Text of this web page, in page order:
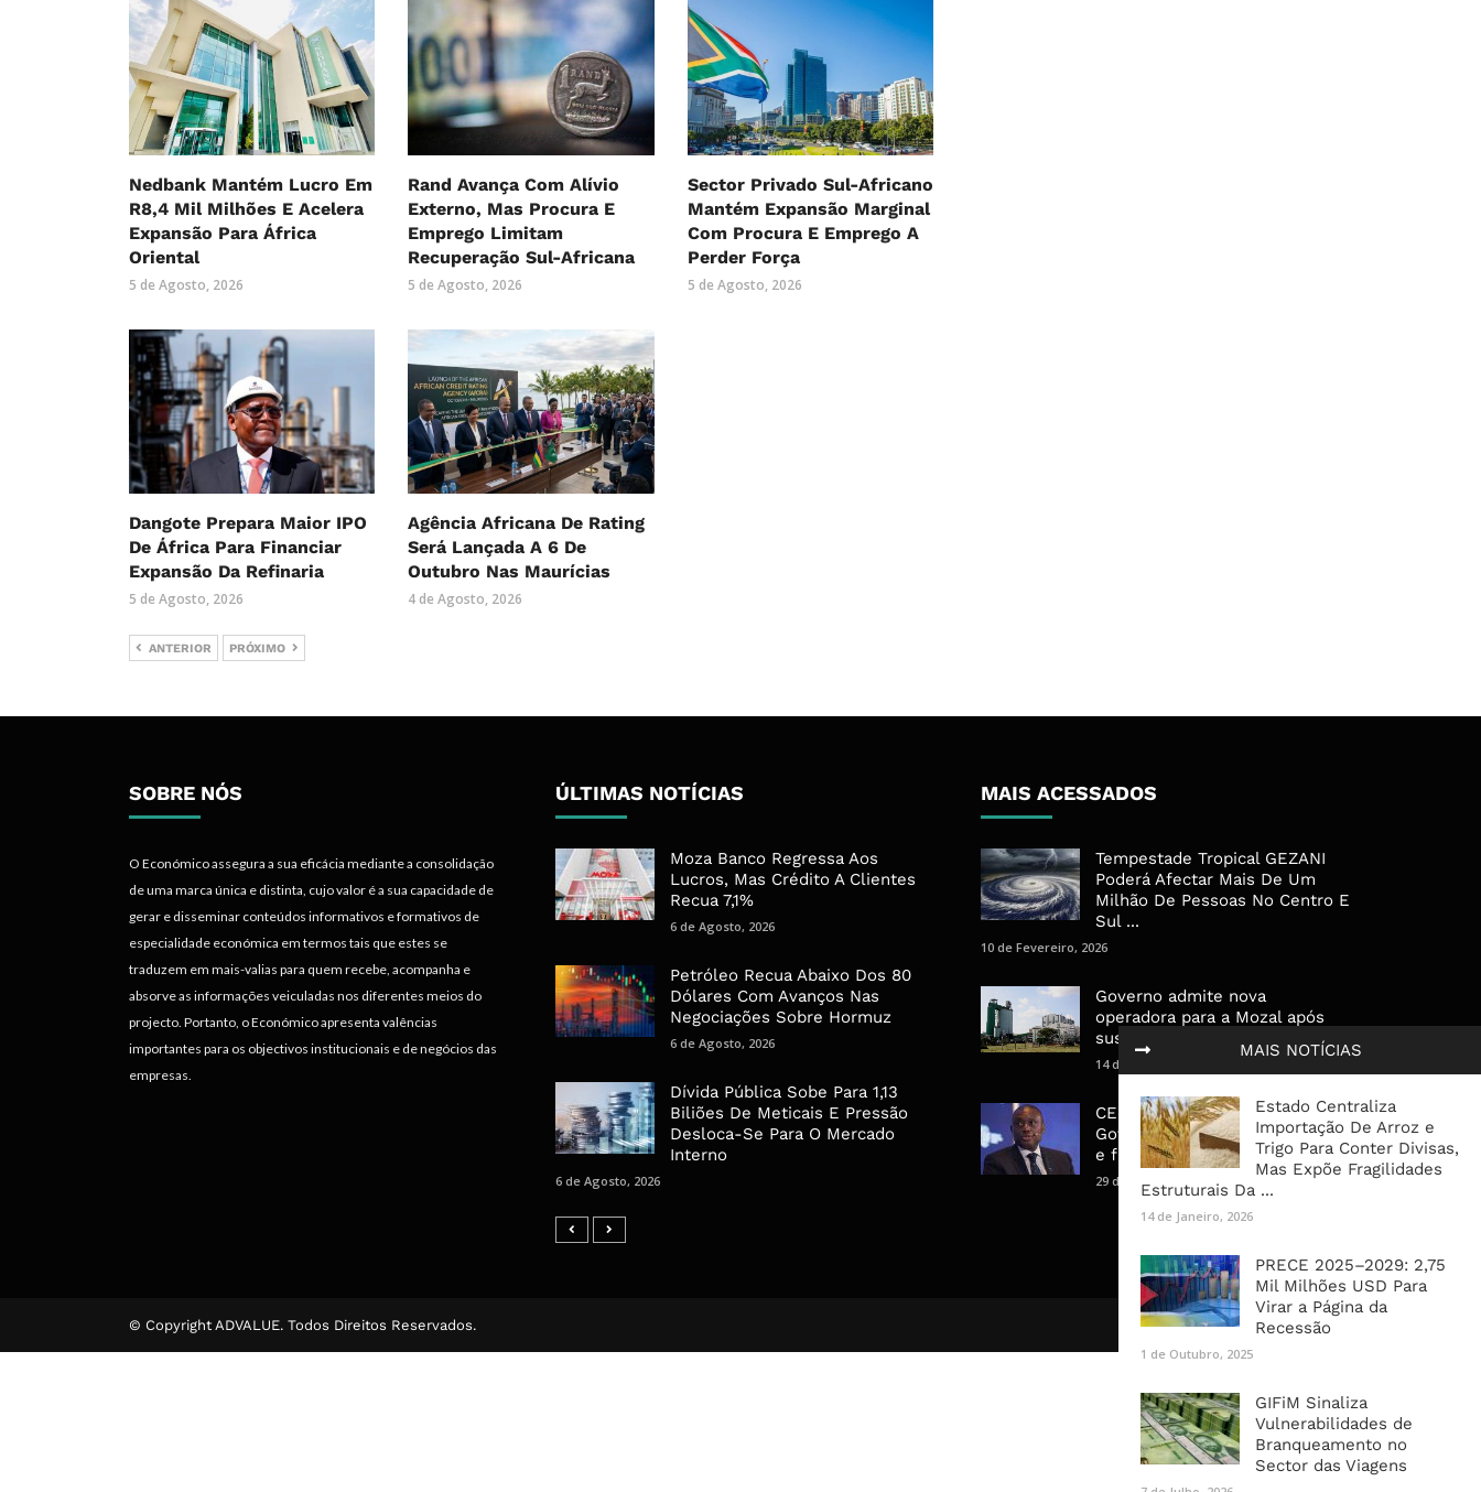
Nedbank Mantém Lucro Em
R8,4 Mil Milhões E Acelera
Expansão Para África
Oriental
5 de Agosto, 2026
Rand Avança Com Alívio
Externo, Mas Procura E
Emprego Limitam
Recuperação Sul-Africana
5 de Agosto, 2026
Sector Privado Sul-Africano
Mantém Expansão Marginal
Com Procura E Emprego A
Perder Força
5 de Agosto, 2026
Dangote Prepara Maior IPO
De África Para Financiar
Expansão Da Refinaria
5 de Agosto, 2026
Agência Africana De Rating
Será Lançada A 6 De
Outubro Nas Maurícias
4 de Agosto, 2026
ANTERIOR PRÓXIMO
MAIS NOTÍCIAS
Estado Centraliza
Importação De Arroz e
Trigo Para Conter Divisas,
Mas Expõe Fragilidades
Estruturais Da ...
14 de Janeiro, 2026
PRECE 2025–2029: 2,75
Mil Milhões USD Para
Virar a Página da
Recessão
1 de Outubro, 2025
GIFiM Sinaliza
Vulnerabilidades de
Branqueamento no
Sector das Viagens
SOBRE NÓS
O Económico assegura a sua eficácia mediante a consolidação
de uma marca única e distinta, cujo valor é a sua capacidade de
gerar e disseminar conteúdos informativos e formativos de
especialidade económica em termos tais que estes se
traduzem em mais-valias para quem recebe, acompanha e
absorve as informações veiculadas nos diferentes meios do
projecto. Portanto, o Económico apresenta valências
importantes para os objectivos institucionais e de negócios das
empresas.
ÚLTIMAS NOTÍCIAS
Moza Banco Regressa Aos
Lucros, Mas Crédito A Clientes
Recua 7,1%
6 de Agosto, 2026
Petróleo Recua Abaixo Dos 80
Dólares Com Avanços Nas
Negociações Sobre Hormuz
6 de Agosto, 2026
Dívida Pública Sobe Para 1,13
Biliões De Meticais E Pressão
Desloca-Se Para O Mercado
Interno
6 de Agosto, 2026
MAIS ACESSADOS
Tempestade Tropical GEZANI
Poderá Afectar Mais De Um
Milhão De Pessoas No Centro E
Sul ...
10 de Fevereiro, 2026
Governo admite nova
operadora para a Mozal após
suspensão das operações
14 de Março, 2026
CEO do Standard Bank pede ao
Governo que “saia do caminho”
e facilite os negócios
29 de Janeiro, 2025
© Copyright ADVALUE. Todos Direitos Reservados.